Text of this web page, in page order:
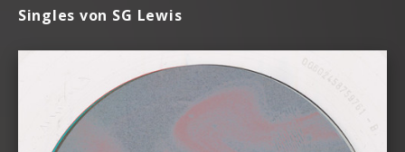
Singles von SG Lewis